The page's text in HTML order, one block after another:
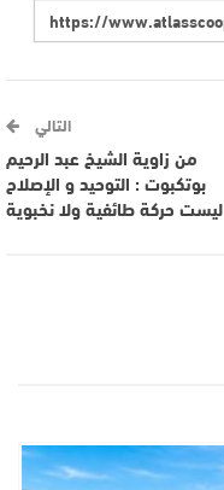
التالي
من زاوية الشيخ عبد الرحيم
بوتكبوت : التوحيد و الإصلاح
ليست حركة طائفية ولا نخبوية